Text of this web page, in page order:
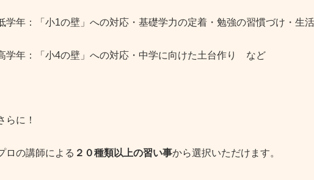
学年：「小1の壁」への対応・基礎学力の定着・勉強の習慣づけ・生
学年：「小4の壁」への対応・中学に向けた土台作り など
らに！
ロの講師による ２０種類以上の習い事から選択いただけます。